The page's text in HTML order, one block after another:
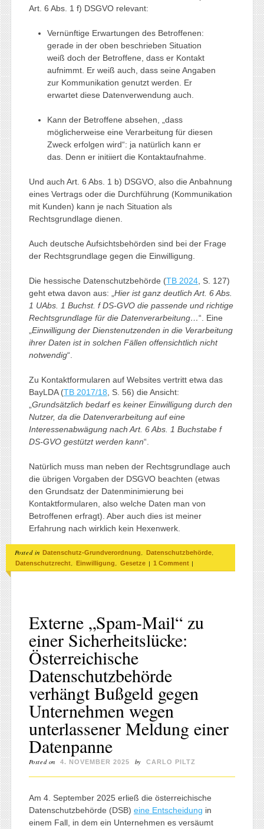
Art. 6 Abs. 1 f) DSGVO relevant:
Vernünftige Erwartungen des Betroffenen:
gerade in der oben beschrieben Situation
weiß doch der Betroffene, dass er Kontakt
aufnimmt. Er weiß auch, dass seine Angaben
zur Kommunikation genutzt werden. Er
erwartet diese Datenverwendung auch.
Kann der Betroffene absehen, „dass
möglicherweise eine Verarbeitung für diesen
Zweck erfolgen wird“: ja natürlich kann er
das. Denn er initiiert die Kontaktaufnahme.
Und auch Art. 6 Abs. 1 b) DSGVO, also die Anbahnung
eines Vertrags oder die Durchführung (Kommunikation
mit Kunden) kann je nach Situation als
Rechtsgrundlage dienen.
Auch deutsche Aufsichtsbehörden sind bei der Frage
der Rechtsgrundlage gegen die Einwilligung.
Die hessische Datenschutzbehörde (TB 2024, S. 127)
geht etwa davon aus: „ Hier ist ganz deutlich Art. 6 Abs.
1 UAbs. 1 Buchst. f DS-GVO die passende und richtige
Rechtsgrundlage für die Datenverarbeitung…“. Eine
Einwilligung der Dienstenutzenden in die Verarbeitung
ihrer Daten ist in solchen Fällen offensichtlich nicht
notwendig“.
Zu Kontaktformularen auf Websites vertritt etwa das
BayLDA (TB 2017/18 , S. 56) die Ansicht:
Grundsätzlich bedarf es keiner Einwilligung durch den
Nutzer, da die Datenverarbeitung auf eine
Interessenabwägung nach Art. 6 Abs. 1 Buchstabe f
DS-GVO gestützt werden kann“.
Natürlich muss man neben der Rechtsgrundlage auch
die übrigen Vorgaben der DSGVO beachten (etwas
den Grundsatz der Datenminimierung bei
Kontaktformularen, also welche Daten man von
Betroffenen erfragt). Aber auch dies ist meiner
Erfahrung nach wirklich kein Hexenwerk.
Posted in Datenschutz-Grundverordnung Datenschutzbehörde
Datenschutzrecht Einwilligung Gesetze | 1 Comment |
Externe „Spam-Mail“ zu
einer Sicherheitslücke:
Österreichische
Datenschutzbehörde
verhängt Bußgeld gegen
Unternehmen wegen
unterlassener Meldung einer
Datenpanne
Posted on 4. NOVEMBER 2025 by CARLO PILTZ
Am 4. September 2025 erließ die österreichische
Datenschutzbehörde (DSB) eine Entscheidung in
einem Fall, in dem ein Unternehmen es versäumt